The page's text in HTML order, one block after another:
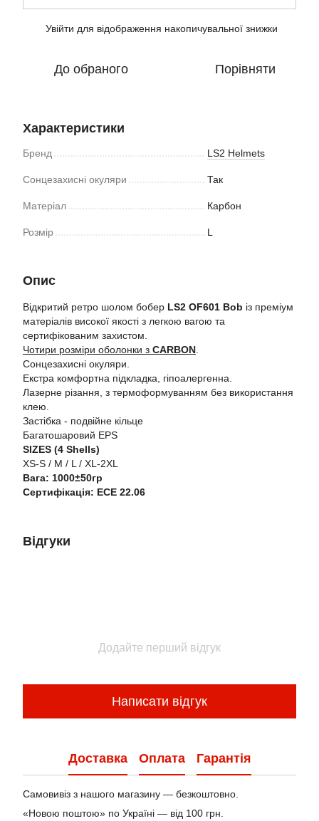
Увійти для відображення накопичувальної знижки
До обраного Порівняти
Характеристики
Бренд LS2 Helmets
Сонцезахисні окуляри Так
Матеріал Карбон
Розмір L
Опис
Відкритий ретро шолом бобер LS2 OF601 Bob із преміум
матеріалів високої якості з легкою вагою та
сертифікованим захистом.
Чотири розміри оболонки з CARBON
Сонцезахисні окуляри.
Екстра комфортна підкладка, гіпоалергенна.
Лазерне різання, з термоформуванням без використання
клею.
Застібка - подвійне кільце
Багатошаровий EPS
SIZES (4 Shells)
XS-S / M / L / XL-2XL
Вага: 1000±50гр
Сертифікація: ECE 22.06
Відгуки
Додайте перший відгук
Написати відгук
Доставка Оплата Гарантія
Самовивіз з нашого магазину — безкоштовно.
«Новою поштою» по Україні — від 100 грн.